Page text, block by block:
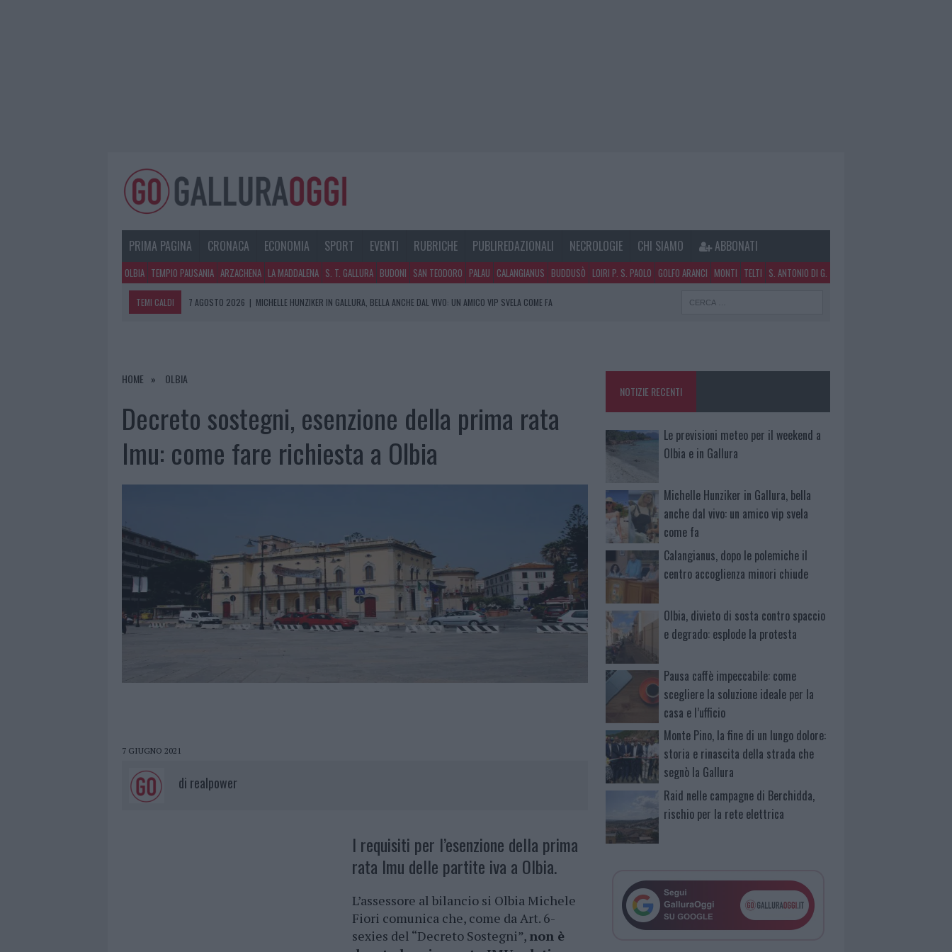
PRIMA PAGINA CRONACA ECONOMIA SPORT EVENTI RUBRICHE PUBLIREDAZIONALI NECROLOGIE CHI SIAMO ABBONATI
OLBIA TEMPIO PAUSANIA ARZACHENA LA MADDALENA S. T. GALLURA BUDONI SAN TEODORO PALAU CALANGIANUS BUDDUSÒ LOIRI P. S. PAOLO GOLFO ARANCI MONTI TELTI S. ANTONIO DI G.
TEMI CALDI 7 AGOSTO 2026 | MICHELLE HUNZIKER IN GALLURA, BELLA ANCHE DAL VIVO: UN AMICO VIP SVELA COME FA
7 AGOSTO 2026
HOME OLBIA
Decreto sostegni, esenzione della prima rata
Imu: come fare richiesta a Olbia
7 GIUGNO 2021
di realpower
I requisiti per l’esenzione della prima
rata Imu delle partite iva a Olbia.
L’assessore al bilancio si Olbia Michele
Fiori comunica che, come da Art. 6-
sexies del “Decreto Sostegni”, non è
NOTIZIE RECENTI
Le previsioni meteo per il weekend a
Olbia e in Gallura
Michelle Hunziker in Gallura, bella
anche dal vivo: un amico vip svela
come fa
Calangianus, dopo le polemiche il
centro accoglienza minori chiude
Olbia, divieto di sosta contro spaccio
e degrado: esplode la protesta
Pausa caffè impeccabile: come
scegliere la soluzione ideale per la
casa e l’ufficio
Monte Pino, la fine di un lungo dolore:
storia e rinascita della strada che
segnò la Gallura
Raid nelle campagne di Berchidda,
rischio per la rete elettrica